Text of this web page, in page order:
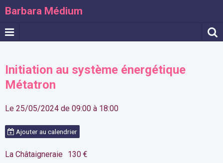
Barbara Médium
Initiation au système énergétique
Métatron
Le 25/05/2024 de 09:00 à 18:00
Ajouter au calendrier
La Châtaigneraie 130 €